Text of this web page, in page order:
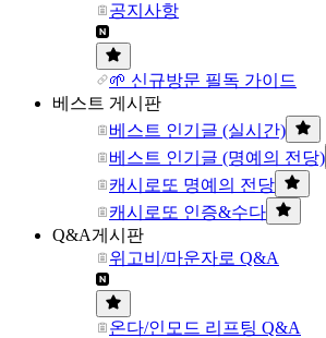
공지사항
🌱 신규방문 필독 가이드
베스트 게시판
베스트 인기글 (실시간)
베스트 인기글 (명예의 전당)
캐시로또 명예의 전당
캐시로또 인증&수다
Q&A게시판
위고비/마운자로 Q&A
온다/인모드 리프팅 Q&A